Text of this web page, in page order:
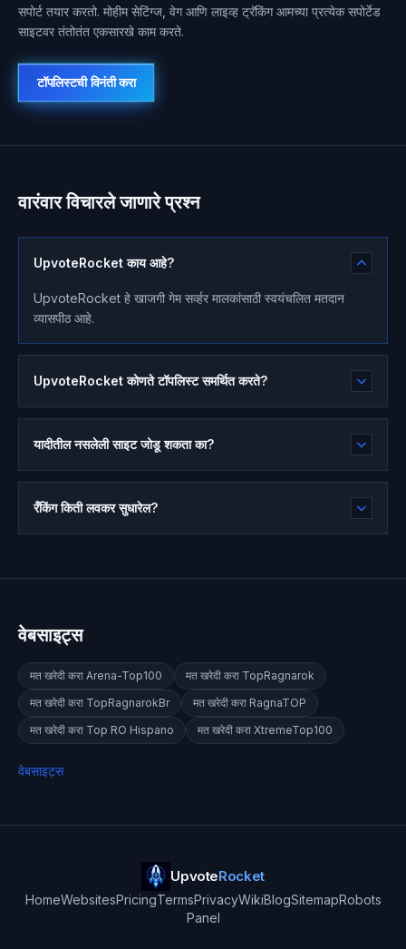
सपोर्ट तयार करतो. मोहीम सेटिंग्ज, वेग आणि लाइव्ह ट्रॅकिंग आमच्या प्रत्येक सपोर्टेड
साइटवर तंतोतंत एकसारखे काम करते.
टॉपलिस्टची विनंती करा
वारंवार विचारले जाणारे प्रश्न
UpvoteRocket काय आहे?
UpvoteRocket हे खाजगी गेम सर्व्हर मालकांसाठी स्वयंचलित मतदान
व्यासपीठ आहे.
UpvoteRocket कोणते टॉपलिस्ट समर्थित करते?
यादीतील नसलेली साइट जोडू शकता का?
रँकिंग किती लवकर सुधारेल?
वेबसाइट्स
मत खरेदी करा Arena-Top100 मत खरेदी करा TopRagnarok
मत खरेदी करा TopRagnarokBr मत खरेदी करा RagnaTOP
मत खरेदी करा Top RO Hispano मत खरेदी करा XtremeTop100
वेबसाइट्स
UpvoteRocket
HomeWebsitesPricingTermsPrivacyWikiBlogSitemapRobots
Panel